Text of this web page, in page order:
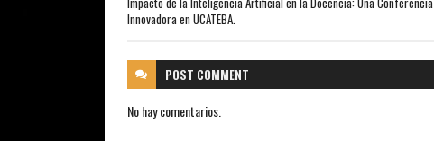
Innovadora en UCATEBA.
POST COMMENT
No hay comentarios.